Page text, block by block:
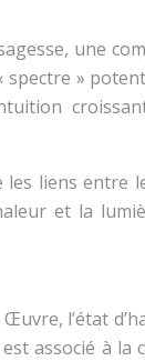
une
»
liens
et la
l’état
associé à